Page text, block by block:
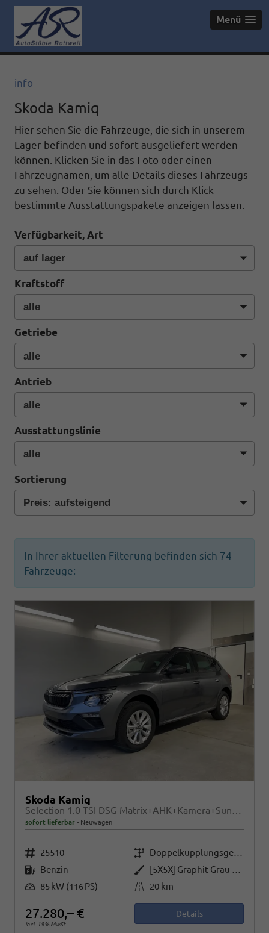
Menü
info
Skoda Kamiq
Hier sehen Sie die Fahrzeuge, die sich in unserem
Lager befinden und sofort ausgeliefert werden
können. Klicken Sie in das Foto oder einen
Fahrzeugnamen, um alle Details dieses Fahrzeugs
zu sehen. Oder Sie können sich durch Klick
bestimmte Ausstattungspakete anzeigen lassen.
Verfügbarkeit, Art
Kraftstoff
Getriebe
Antrieb
Ausstattungslinie
Sortierung
In Ihrer aktuellen Filterung befinden sich 74
Fahrzeuge:
Skoda Kamiq
Selection 1.0 TSI DSG Matrix+AHK+Kamera+Sunset+PDCvohi+Kessy+Sitzheizung+GV4
sofort lieferbar Neuwagen
Fahrzeugnr. 25510 Getriebe
Doppelkupplungsgetriebe (DSG)
Kraftstoff Benzin Außenfarbe
[5X5X] Graphit Grau Metallic
Leistung 85 kW (116 PS) Kilometerstand 20 km
27.280,– €
incl. 19% MwSt.
Details